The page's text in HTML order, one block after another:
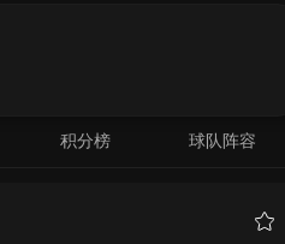
积分榜 球队阵容